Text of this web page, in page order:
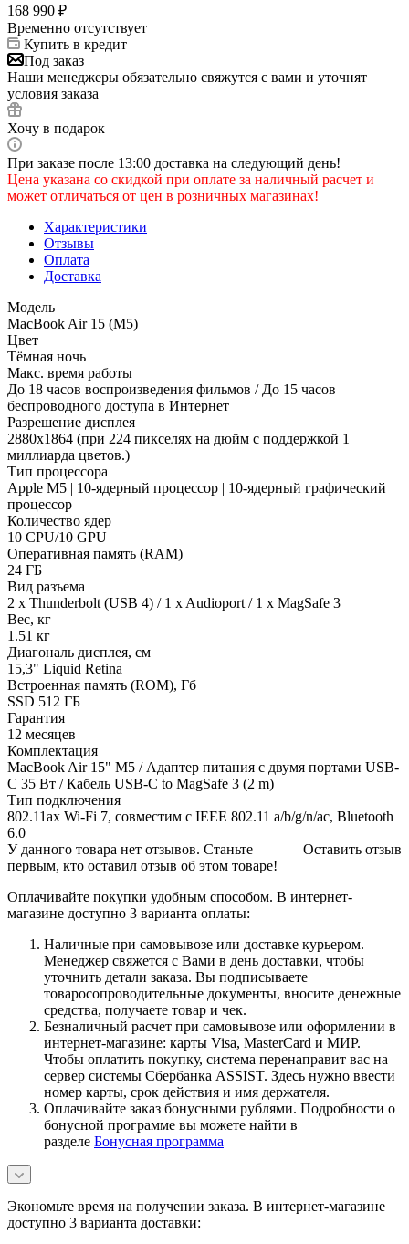
168 990 ₽
Временно отсутствует
Купить в кредит
Под заказ
Наши менеджеры обязательно свяжутся с вами и уточнят
условия заказа
Хочу в подарок
При заказе после 13:00 доставка на следующий день!
Цена указана со скидкой при оплате за наличный расчет и
может отличаться от цен в розничных магазинах!
Характеристики
Отзывы
Оплата
Доставка
Модель
MacBook Air 15 (M5)
Цвет
Тёмная ночь
Макс. время работы
До 18 часов воспроизведения фильмов / До 15 часов
беспроводного доступа в Интернет
Разрешение дисплея
2880x1864 (при 224 пикселях на дюйм с поддержкой 1
миллиарда цветов.)
Тип процессора
Apple M5 | 10-ядерный процессор | 10-ядерный графический
процессор
Количество ядер
10 CPU/10 GPU
Оперативная память (RAM)
24 ГБ
Вид разъема
2 x Thunderbolt (USB 4) / 1 x Audioport / 1 x MagSafe 3
Вес, кг
1.51 кг
Диагональ дисплея, см
15,3" Liquid Retina
Встроенная память (ROM), Гб
SSD 512 ГБ
Гарантия
12 месяцев
Комплектация
MacBook Air 15" M5 / Адаптер питания с двумя портами USB-
C 35 Вт / Кабель USB-C to MagSafe 3 (2 m)
Тип подключения
802.11ax Wi-Fi 7, совместим с IEEE 802.11 a/b/g/n/ac, Bluetooth
6.0
Оставить отзыв
У данного товара нет отзывов. Станьте
первым, кто оставил отзыв об этом товаре!
Оплачивайте покупки удобным способом. В интернет-
магазине доступно 3 варианта оплаты:
Наличные при самовывозе или доставке курьером.
Менеджер свяжется с Вами в день доставки, чтобы
уточнить детали заказа. Вы подписываете
товаросопроводительные документы, вносите денежные
средства, получаете товар и чек.
Безналичный расчет при самовывозе или оформлении в
интернет-магазине: карты Visa, MasterCard и МИР.
Чтобы оплатить покупку, система перенаправит вас на
сервер системы Сбербанка ASSIST. Здесь нужно ввести
номер карты, срок действия и имя держателя.
Оплачивайте заказ бонусными рублями. Подробности о
бонусной программе вы можете найти в
разделе Бонусная программа
Экономьте время на получении заказа. В интернет-магазине
доступно 3 варианта доставки: